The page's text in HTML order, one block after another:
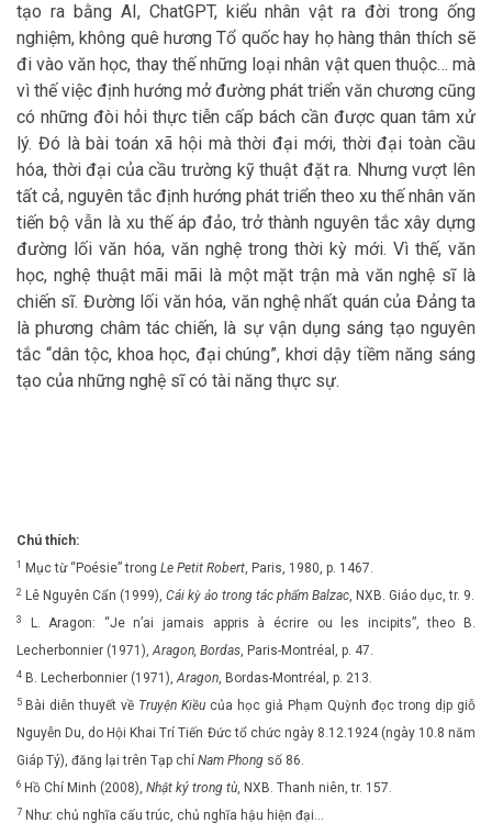
tạo ra bằng AI, ChatGPT, kiểu nhân vật ra đời trong ống
nghiệm, không quê hương Tổ quốc hay họ hàng thân thích sẽ
đi vào văn học, thay thế những loại nhân vật quen thuộc… mà
vì thế việc định hướng mở đường phát triển văn chương cũng
có những đòi hỏi thực tiễn cấp bách cần được quan tâm xử
lý. Đó là bài toán xã hội mà thời đại mới, thời đại toàn cầu
hóa, thời đại của cầu trường kỹ thuật đặt ra. Nhưng vượt lên
tất cả, nguyên tắc định hướng phát triển theo xu thế nhân văn
tiến bộ vẫn là xu thế áp đảo, trở thành nguyên tắc xây dựng
đường lối văn hóa, văn nghệ trong thời kỳ mới. Vì thế, văn
học, nghệ thuật mãi mãi là một mặt trận mà văn nghệ sĩ là
chiến sĩ. Đường lối văn hóa, văn nghệ nhất quán của Đảng ta
là phương châm tác chiến, là sự vận dụng sáng tạo nguyên
tắc “dân tộc, khoa học, đại chúng”, khơi dậy tiềm năng sáng
tạo của những nghệ sĩ có tài năng thực sự.
Chú thích:
1 Mục từ “Poésie” trong Le Petit Robert, Paris, 1980, p. 1467.
2 Lê Nguyên Cẩn (1999), Cái kỳ ảo trong tác phẩm Balzac, NXB. Giáo dục, tr. 9.
3
L. Aragon: “Je n’ai jamais appris à écrire ou les incipits”, theo B.
Lecherbonnier (1971),Aragon, Bordas, Paris-Montréal, p. 47.
4 B. Lecherbonnier (1971),Aragon, Bordas-Montréal, p. 213.
5 Bài diễn thuyết về Truyện Kiều của học giả Phạm Quỳnh đọc trong dịp giỗ
Nguyễn Du, do Hội Khai Trí Tiến Đức tổ chức ngày 8.12.1924 (ngày 10.8 năm
Giáp Tý), đăng lại trên Tạp chí Nam Phong số 86.
6 Hồ Chí Minh (2008), Nhật ký trong tù, NXB. Thanh niên, tr. 157.
7 Như: chủ nghĩa cấu trúc, chủ nghĩa hậu hiện đại…